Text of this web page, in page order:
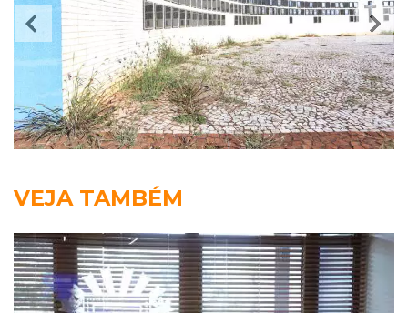
VEJA TAMBÉM